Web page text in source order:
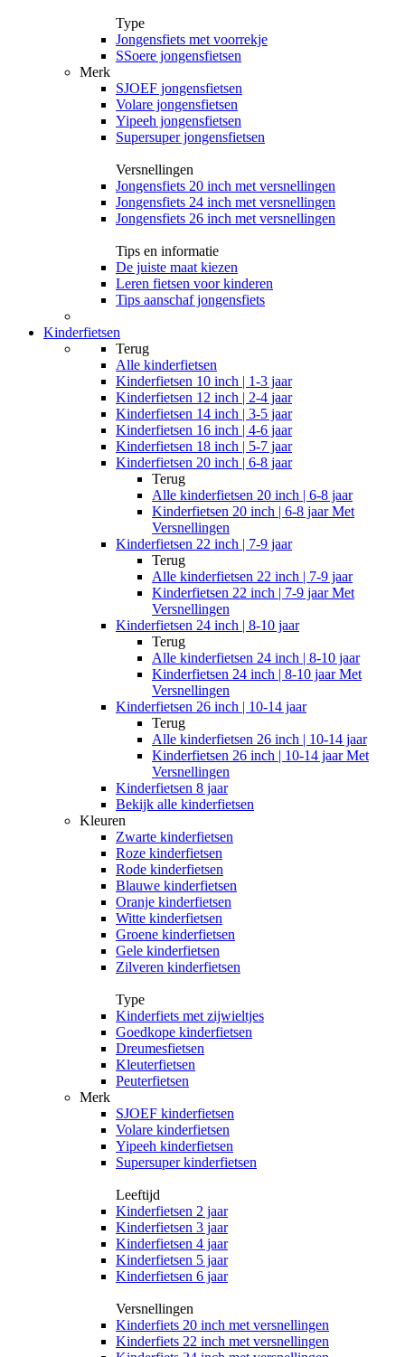
Type
Jongensfiets met voorrekje
SSoere jongensfietsen
Merk
SJOEF jongensfietsen
Volare jongensfietsen
Yipeeh jongensfietsen
Supersuper jongensfietsen
Versnellingen
Jongensfiets 20 inch met versnellingen
Jongensfiets 24 inch met versnellingen
Jongensfiets 26 inch met versnellingen
Tips en informatie
De juiste maat kiezen
Leren fietsen voor kinderen
Tips aanschaf jongensfiets
Kinderfietsen
Terug
Alle kinderfietsen
Kinderfietsen 10 inch | 1-3 jaar
Kinderfietsen 12 inch | 2-4 jaar
Kinderfietsen 14 inch | 3-5 jaar
Kinderfietsen 16 inch | 4-6 jaar
Kinderfietsen 18 inch | 5-7 jaar
Kinderfietsen 20 inch | 6-8 jaar
Terug
Alle kinderfietsen 20 inch | 6-8 jaar
Kinderfietsen 20 inch | 6-8 jaar Met
Versnellingen
Kinderfietsen 22 inch | 7-9 jaar
Terug
Alle kinderfietsen 22 inch | 7-9 jaar
Kinderfietsen 22 inch | 7-9 jaar Met
Versnellingen
Kinderfietsen 24 inch | 8-10 jaar
Terug
Alle kinderfietsen 24 inch | 8-10 jaar
Kinderfietsen 24 inch | 8-10 jaar Met
Versnellingen
Kinderfietsen 26 inch | 10-14 jaar
Terug
Alle kinderfietsen 26 inch | 10-14 jaar
Kinderfietsen 26 inch | 10-14 jaar Met
Versnellingen
Kinderfietsen 8 jaar
Bekijk alle kinderfietsen
Kleuren
Zwarte kinderfietsen
Roze kinderfietsen
Rode kinderfietsen
Blauwe kinderfietsen
Oranje kinderfietsen
Witte kinderfietsen
Groene kinderfietsen
Gele kinderfietsen
Zilveren kinderfietsen
Type
Kinderfiets met zijwieltjes
Goedkope kinderfietsen
Dreumesfietsen
Kleuterfietsen
Peuterfietsen
Merk
SJOEF kinderfietsen
Volare kinderfietsen
Yipeeh kinderfietsen
Supersuper kinderfietsen
Leeftijd
Kinderfietsen 2 jaar
Kinderfietsen 3 jaar
Kinderfietsen 4 jaar
Kinderfietsen 5 jaar
Kinderfietsen 6 jaar
Versnellingen
Kinderfiets 20 inch met versnellingen
Kinderfiets 22 inch met versnellingen